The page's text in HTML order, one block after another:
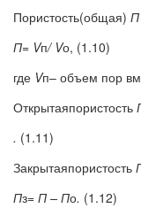
Пористость(общая) П
П= Vп/ Vо, (1.10)
где Vп– объем пор
Открытаяпористость
. (1.11)
Закрытаяпористость
Пз= П – По. (1.12)